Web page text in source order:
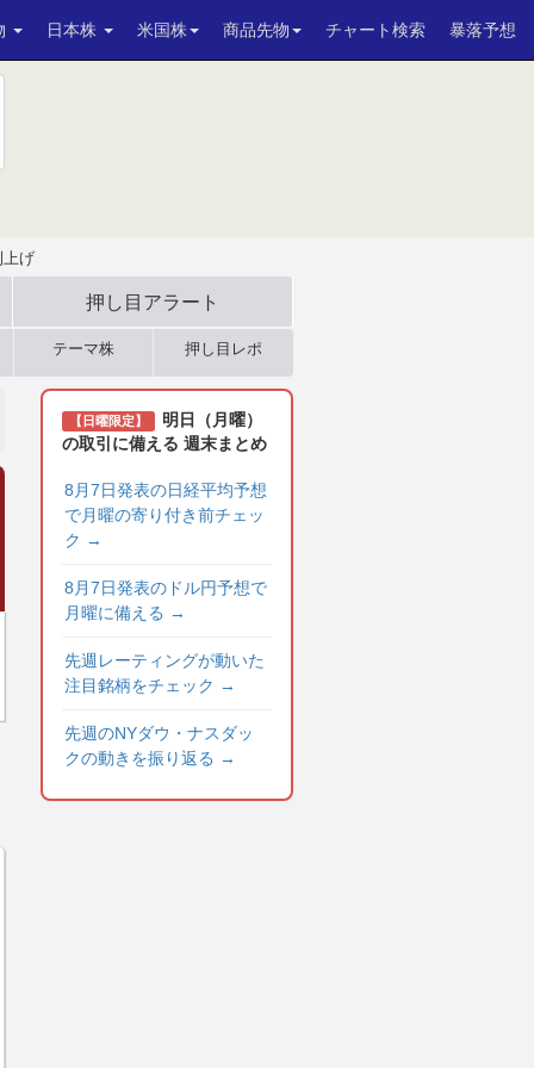
日本株 米国株 商品先物 チャート検索 暴落予想
げ
押し目アラート
テーマ株 押し目レポ
【日曜限定】
明日（月曜）
の取引に備える 週末まとめ
8月7日発表の日経平均予想
で月曜の寄り付き前チェッ
ク →
8月7日発表のドル円予想で
月曜に備える →
先週レーティングが動いた
注目銘柄をチェック →
先週のNYダウ・ナスダッ
クの動きを振り返る →